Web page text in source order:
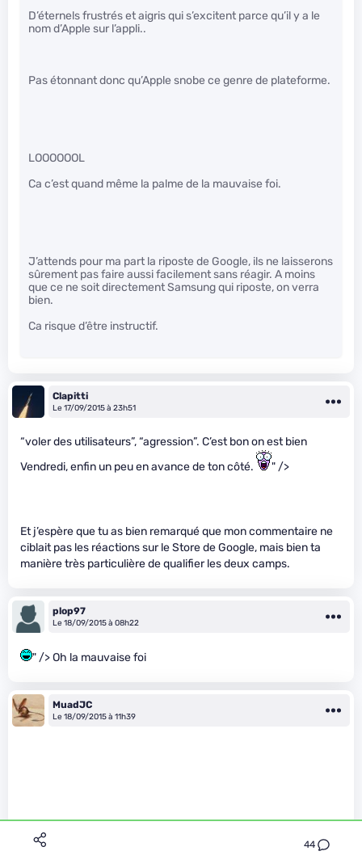
44
D’éternels frustrés et aigris qui s’excitent parce qu’il y a le
nom d’Apple sur l’appli..
Pas étonnant donc qu’Apple snobe ce genre de plateforme.
LOOOOOOL
Ca c’est quand même la palme de la mauvaise foi.
J’attends pour ma part la riposte de Google, ils ne laisserons
sûrement pas faire aussi facilement sans réagir. A moins
que ce ne soit directement Samsung qui riposte, on verra
bien.
Ca risque d’être instructif.
Clapitti
Le 17/09/2015 à 23h51
“voler des utilisateurs”, “agression”. C’est bon on est bien
Vendredi, enfin un peu en avance de ton côté.
" />
Et j’espère que tu as bien remarqué que mon commentaire ne
ciblait pas les réactions sur le Store de Google, mais bien ta
manière très particulière de qualifier les deux camps.
plop97
Le 18/09/2015 à 08h22
" /> Oh la mauvaise foi
MuadJC
Le 18/09/2015 à 11h39